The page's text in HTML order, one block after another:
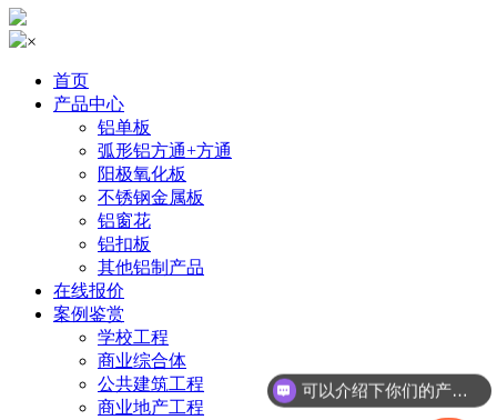
×
首页
产品中心
铝单板
弧形铝方通+方通
阳极氧化板
不锈钢金属板
铝窗花
铝扣板
其他铝制产品
在线报价
案例鉴赏
学校工程
商业综合体
公共建筑工程
商业地产工程
可以介绍下你们的产品么